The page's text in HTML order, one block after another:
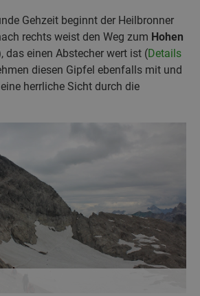
Gehzeit beginnt der Heilbronner
rechts weist den Weg zum Hohen
, das einen Abstecher wert ist (Details
diesen Gipfel ebenfalls mit und
herrliche Sicht durch die